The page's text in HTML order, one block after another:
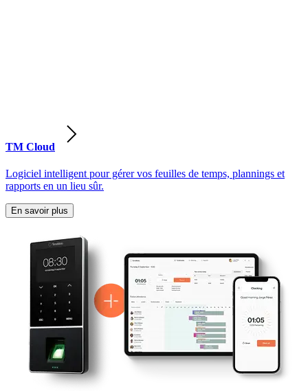
TM Cloud
Logiciel intelligent pour gérer vos feuilles de temps, plannings et
rapports en un lieu sûr.
En savoir plus